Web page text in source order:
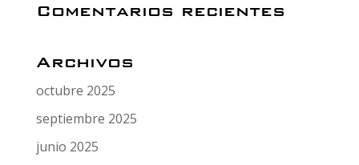
Comentarios recientes
Archivos
octubre 2025
septiembre 2025
junio 2025